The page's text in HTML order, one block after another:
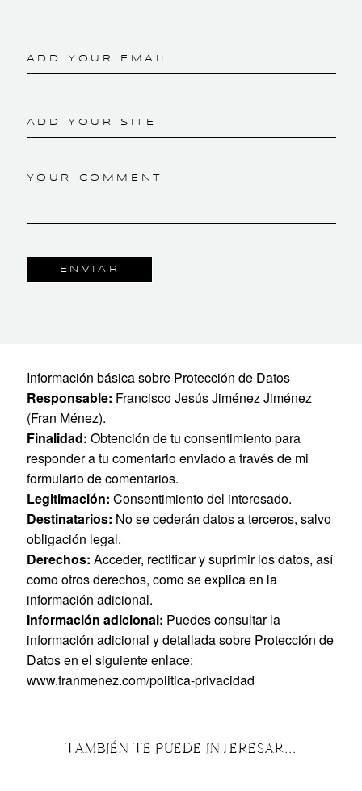
ADD YOUR EMAIL
ADD YOUR SITE
YOUR COMMENT
Información básica sobre Protección de Datos
Responsable: Francisco Jesús Jiménez Jiménez
(Fran Ménez).
Finalidad: Obtención de tu consentimiento para
responder a tu comentario enviado a través de mi
formulario de comentarios.
Legitimación: Consentimiento del interesado.
Destinatarios: No se cederán datos a terceros, salvo
obligación legal.
Derechos: Acceder, rectificar y suprimir los datos, así
como otros derechos, como se explica en la
información adicional.
Información adicional: Puedes consultar la
información adicional y detallada sobre Protección de
Datos en el siguiente enlace:
www.franmenez.com/politica-privacidad
TAMBIÉN TE PUEDE INTERESAR...